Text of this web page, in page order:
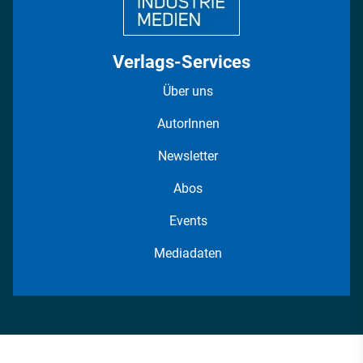
Verlags-Services
Über uns
AutorInnen
Newsletter
Abos
Events
Mediadaten